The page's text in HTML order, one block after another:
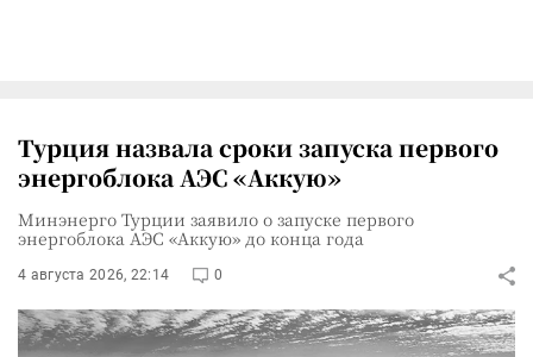
Турция назвала сроки запуска первого
энергоблока АЭС «Аккую»
Минэнерго Турции заявило о запуске первого
энергоблока АЭС «Аккую» до конца года
4 августа 2026, 22:14 0